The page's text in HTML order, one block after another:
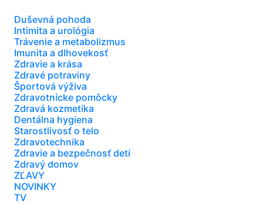
Duševná pohoda
Intimita a urológia
Trávenie a metabolizmus
Imunita a dlhovekosť
Zdravie a krása
Zdravé potraviny
Športová výživa
Zdravotnícke pomôcky
Zdravá kozmetika
Dentálna hygiena
Starostlivosť o telo
Zdravotechnika
Zdravie a bezpečnosť detí
Zdravý domov
ZĽAVY
NOVINKY
TV